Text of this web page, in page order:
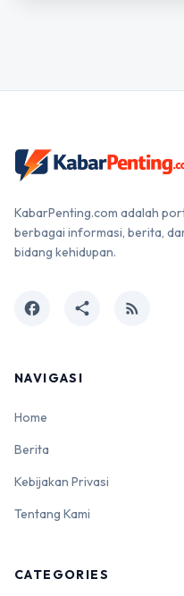
KabarPenting.com adalah
berbagai informasi, berita,
bidang kehidupan.
facebook share rss_feed
NAVIGASI
Home
Berita
Kebijakan Privasi
Tentang Kami
CATEGORIES